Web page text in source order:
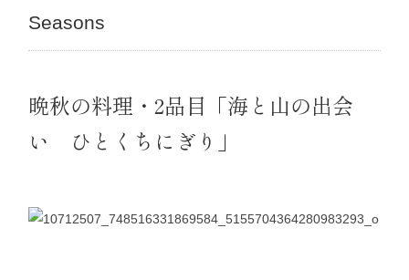
Seasons
晩秋の料理・2品目「海と山の出会
い ひとくちにぎり」